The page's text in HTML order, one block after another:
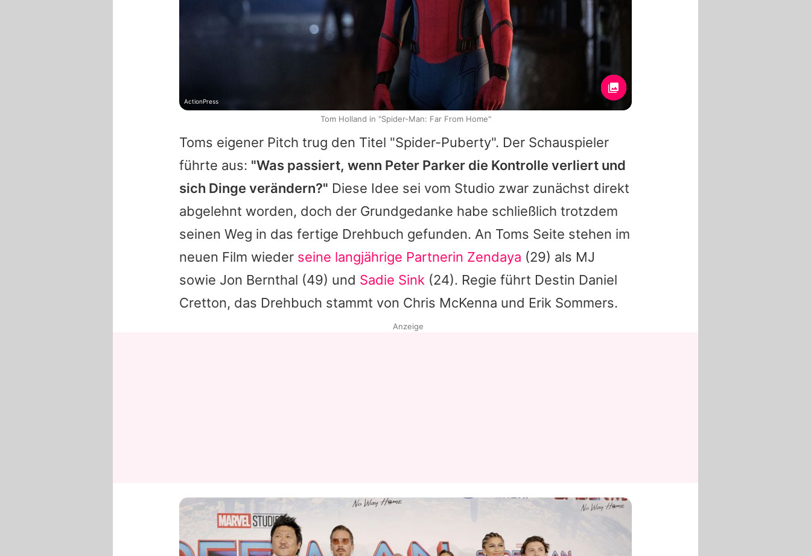
Toms eigener Pitch trug den Titel "Spider-Puberty". Der Schauspieler
führte aus: "Was passiert, wenn Peter Parker die Kontrolle verliert und
sich Dinge verändern?" Diese Idee sei vom Studio zwar zunächst direkt
abgelehnt worden, doch der Grundgedanke habe schließlich trotzdem
seinen Weg in das fertige Drehbuch gefunden. An Toms Seite stehen im
neuen Film wieder seine langjährige Partnerin Zendaya (29) als MJ
sowie Jon Bernthal (49) und Sadie Sink (24). Regie führt Destin Daniel
Cretton, das Drehbuch stammt von Chris McKenna und Erik Sommers.
ActionPress
Tom Holland in "Spider-Man: Far From Home"
Anzeige